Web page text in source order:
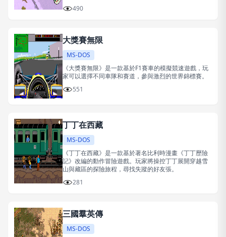
490
大獎賽無限
MS-DOS
《大獎賽無限》是一款基於F1賽車的模擬競速遊戲，玩
家可以選擇不同車隊和賽道，參與激烈的世界錦標賽。
551
丁丁在西藏
MS-DOS
《丁丁在西藏》是一款基於著名比利時漫畫《丁丁歷險
記》改編的動作冒險遊戲。玩家將操控丁丁展開穿越雪
山與藏區的探險旅程，尋找失蹤的好友張。
281
三國羣英傳
MS-DOS